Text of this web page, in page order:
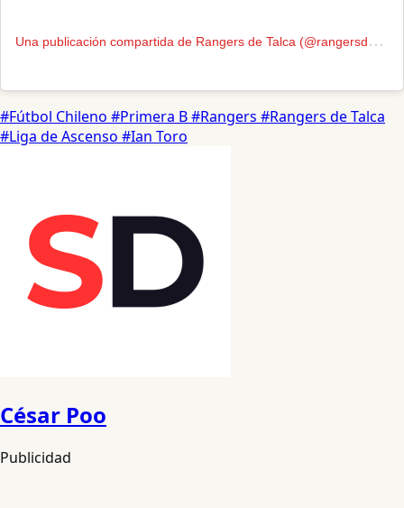
U
na publicación compartida de Rangers de Talca (@rangersdetalca.cl)
#Fútbol Chileno #Primera B#Rangers #Rangers de Talca
#Liga de Ascenso #Ian Toro
César Poo
Publicidad